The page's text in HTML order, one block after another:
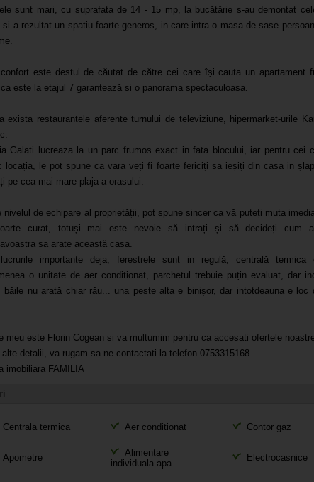
sunt mari, cu suprafata de 14 - 15 mp, la bucătărie s-au demontat
si a rezultat un spatiu foarte generos, in care intra o masa de sase
este destul de căutat de către cei care își cauta un apartament
este la etajul 7 garantează si o panorama spectaculoasa.
exista restaurantele aferente turnului de televiziune, hipermarket-urile
Galati lucreaza la un parc frumos exact in fata blocului, iar pentru cei
locația, le pot spune ca vara veți fi foarte fericiți sa ieșiți din casa in
pe cea mai mare plaja a orasului.
nivelul de echipare al proprietății, pot spune sincer ca vă puteți muta
curat, totuși mai este nevoie să intrați și să decideți cum
sa arate această casa.
importante deja, ferestrele sunt in regulă, centrală termica
o unitate de aer conditionat, parchetul trebuie puțin evaluat, dar
băile nu arată chiar rău... una peste alta e binișor, dar intotdeauna e loc
meu este Florin Cogean si va multumim pentru ca accesati ofertele
alte detalii, va rugam sa ne contactati la telefon 0753315168.
imobiliara FAMILIA
Centrala termica Aer conditionat Contor gaz
Apometre
Alimentare
individuala apa
Electrocasnice